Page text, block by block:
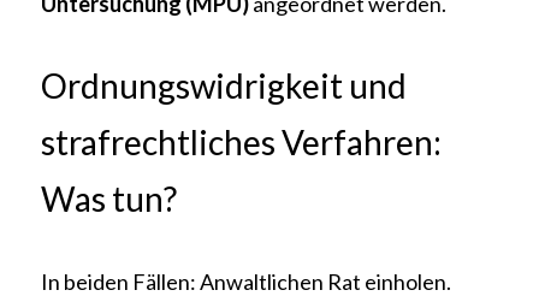
Ordnungswidrigkeit und
strafrechtliches Verfahren:
Was tun?
In beiden Fällen: Anwaltlichen Rat einholen.